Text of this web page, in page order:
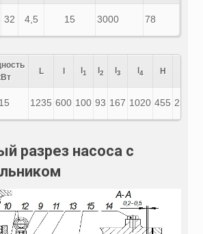
32 4,5 15 3000 78
L 1 2 3 4 H
15 1235 600 100 93 167 1020 455 230
разрез насоса с